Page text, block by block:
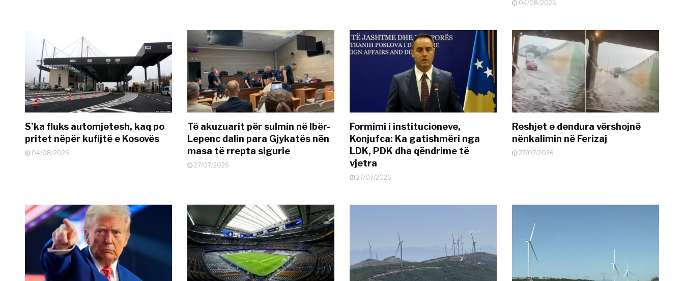
04/08/2026
S’ka fluks automjetesh, kaq po
pritet nëpër kufijtë e Kosovës
04/08/2026
Të akuzuarit për sulmin në Ibër-
Lepenc dalin para Gjykatës nën
masa të rrepta sigurie
27/07/2026
Formimi i institucioneve,
Konjufca: Ka gatishmëri nga
LDK, PDK dha qëndrime të
vjetra
27/07/2026
Reshjet e dendura vërshojnë
nënkalimin në Ferizaj
27/07/2026